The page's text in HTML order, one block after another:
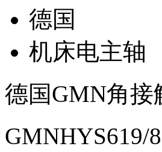
德国
机床电主轴
德国GMN角接
GMNHYS619/